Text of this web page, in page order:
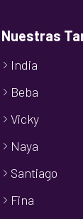
Nuestras
India
Beba
Vicky
Naya
Santiago
Fina